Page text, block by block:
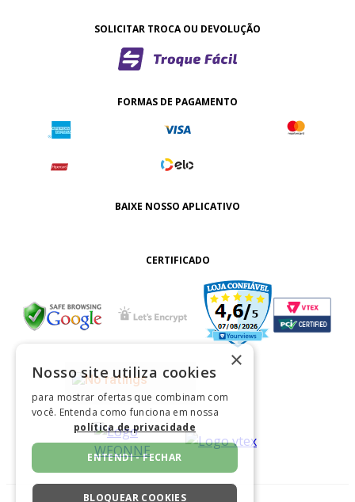
SOLICITAR TROCA OU DEVOLUÇÃO
FORMAS DE PAGAMENTO
BAIXE NOSSO APLICATIVO
CERTIFICADO
×
Nosso site utiliza cookies
para mostrar ofertas que combinam com
você. Entenda como funciona em nossa
política de privacidade
ENTENDI - FECHAR
BLOQUEAR COOKIES